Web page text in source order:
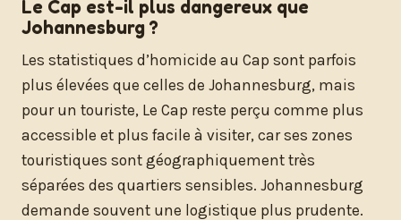
Le Cap est-il plus dangereux que
Johannesburg ?
Les statistiques d’homicide au Cap sont parfois
plus élevées que celles de Johannesburg, mais
pour un touriste, Le Cap reste perçu comme plus
accessible et plus facile à visiter, car ses zones
touristiques sont géographiquement très
séparées des quartiers sensibles. Johannesburg
demande souvent une logistique plus prudente.